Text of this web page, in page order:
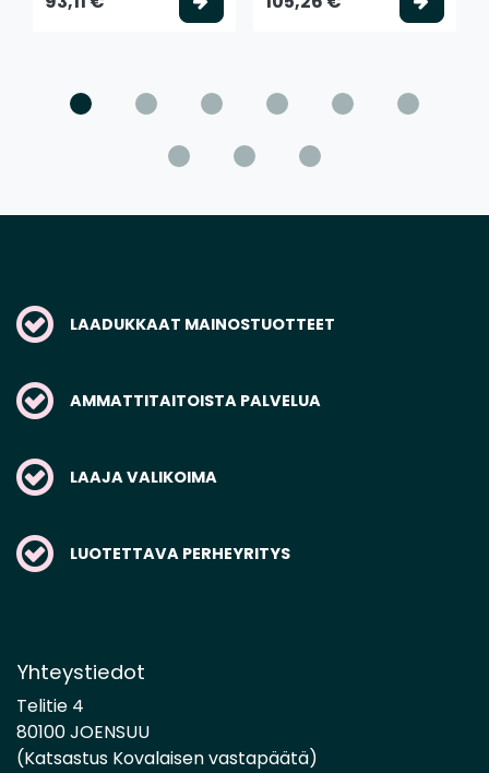
LAADUKKAAT MAINOSTUOTTEET
AMMATTITAITOISTA PALVELUA
LAAJA VALIKOIMA
LUOTETTAVA PERHEYRITYS
Yhteystiedot
Telitie 4
80100 JOENSUU
(Katsastus Kovalaisen vastapäätä)